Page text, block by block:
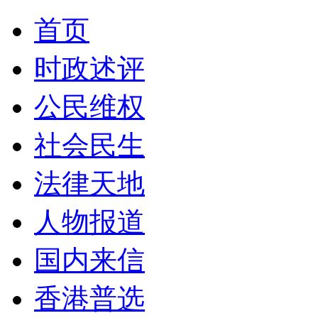
首页
时政述评
公民维权
社会民生
法律天地
人物报道
国内来信
香港普选